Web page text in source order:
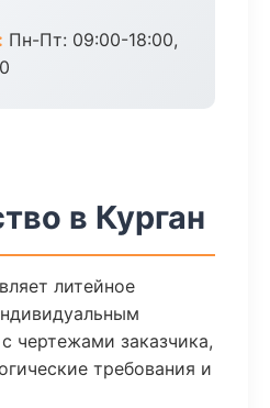
Пн-Пт: 09:00-18:00,
в Курган
литейное
чертежами заказчика,
требования и